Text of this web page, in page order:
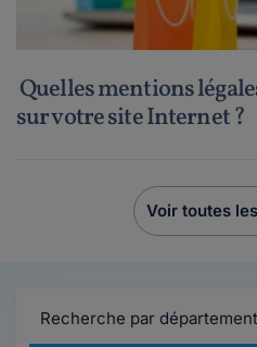
Quelles mentions
sur votre site Internet ?
Voir toutes
Recherche par département